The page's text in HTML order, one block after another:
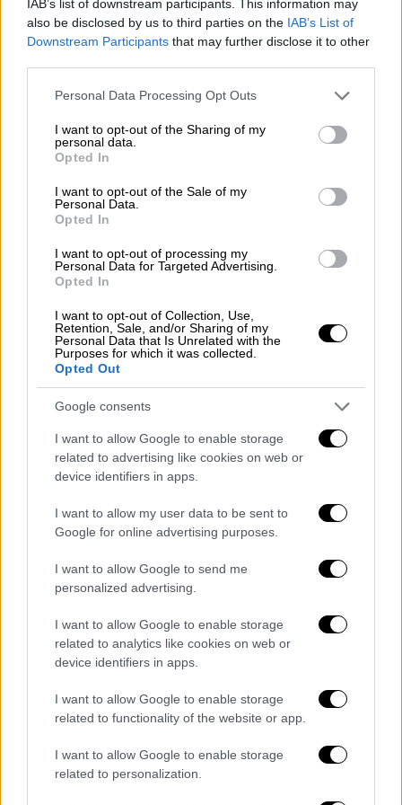
IAB’s list of downstream participants. This information may
also be disclosed by us to third parties on the IAB’s List of
Downstream Participants that may further disclose it to other
Please note that this website/app uses one or more Google
not limited to your visit or usage behaviour. You may click to
grant or deny consent to Google and its third-party tags to
use your data for below specified purposes in below Google
consent section.
Personal Data Processing Opt Outs
I want to opt-out of the Sharing of my
personal data.
Opted In
I want to opt-out of the Sale of my
Personal Data.
Opted In
I want to opt-out of processing my
Personal Data for Targeted Advertising.
Opted In
I want to opt-out of Collection, Use,
Retention, Sale, and/or Sharing of my
Personal Data that Is Unrelated with the
Purposes for which it was collected.
Opted Out
Google consents
I want to allow Google to enable storage
related to advertising like cookies on web or
device identifiers in apps.
I want to allow my user data to be sent to
Google for online advertising purposes.
I want to allow Google to send me
personalized advertising.
I want to allow Google to enable storage
related to analytics like cookies on web or
device identifiers in apps.
I want to allow Google to enable storage
related to functionality of the website or app.
I want to allow Google to enable storage
related to personalization.
είναι κοινωνικές και νοιάζονται για τους
ιδιοκτήτες τους.
Γι αυτό και ενδεχομένως να μη νιώθουν
ασφαλείς όταν λείπετε από το σπίτι ή να
Οι γάτες αναγνωρίζουν κάποια
ανθρώπινα κοινωνικά σήματα
Οι γάτες μπορούν να καταλάβουν ορισμένα
από τα κοινωνικά μας σήματα. Για
παράδειγμα, κοιτάζουν προς την κατεύθυνση
που δείχνουμε, και όπως οι σκύλοι και τα
άλογα, μπορούν να αναγνωρίσουν ανθρώπινα
συναισθήματα.
Τα κατοικίδια που ζουν με ανθρώπους
αναπτύσσουν αυτή την ικανότητα γιατί τους
κοινωνικό τους περιβάλλον. Επειδή οι γάτες
εξημερώθηκαν σχετικά πρόσφατα σε
εξελιχθούν ακόμα περισσότερο σε αυτό.
συμπεριφορά μιας γάτας όταν σας βλέπει
άκεφους ή πολύ περισσότερο όταν είστε
στενοχωρημένοι.Αντιλαμβάνεται ότι κάτι
συμβαίνει και συχνά επιδιώκει να σας κάνει
να νιώσετε καλύτερα, έστω και απλώς
ανεβαίνοντας στην αγκαλιά σας. Κάτι που
κάνει και όταν πονάτε.
Οι γάτες γνωρίζουν τους ιδιοκτήτες
τους -αλλά όχι απαραίτητα τις